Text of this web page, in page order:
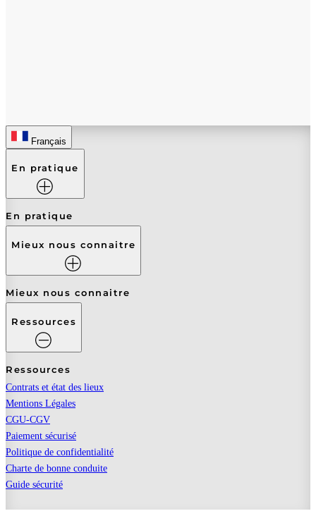
Français
En pratique
En pratique
Mieux nous connaitre
Mieux nous connaitre
Ressources
Ressources
Contrats et état des lieux
Mentions Légales
CGU-CGV
Paiement sécurisé
Politique de confidentialité
Charte de bonne conduite
Guide sécurité